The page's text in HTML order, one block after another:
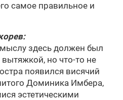
самое правильное и
:
здесь должен был
но что-то не
появился висячий
Доминика Имбера,
эстетическими